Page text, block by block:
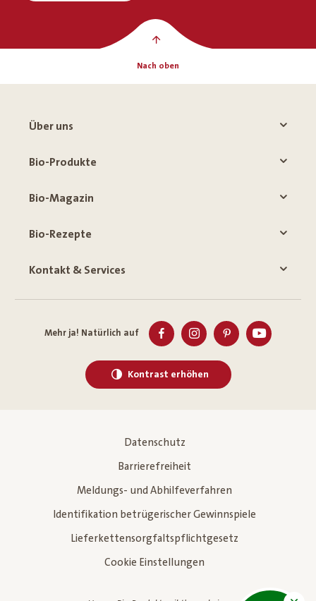
Nach oben
Über uns
Bio-Produkte
Bio-Magazin
Bio-Rezepte
Kontakt & Services
Mehr ja! Natürlich auf
Kontrast erhöhen
Datenschutz
Barrierefreiheit
Meldungs- und Abhilfeverfahren
Identifikation betrügerischer Gewinnspiele
Lieferkettensorgfaltspflichtgesetz
Cookie Einstellungen